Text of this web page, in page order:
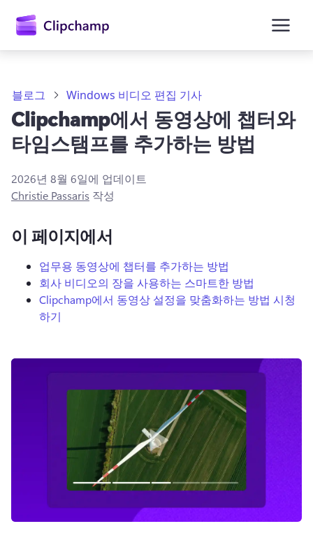
로
무료 체험하기
블로그 Windows 비디오 편집 기사
Clipchamp에서 동영상에 챕터와
타임스탬프를 추가하는 방법
2026년 8월 6일에 업데이트
Christie Passaris 작성
이 페이지에서
업무용 동영상에 챕터를 추가하는 방법
회사 비디오의 장을 사용하는 스마트한 방법
Clipchamp에서 동영상 설정을 맞춤화하는 방법 시청
하기